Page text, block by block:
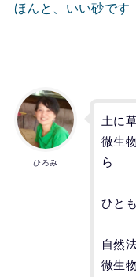
ほんと、いい砂です
ひろみ
土に
微生
ら
ひと
自然
微生